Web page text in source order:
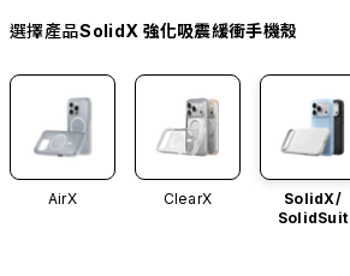
選擇產品SolidX 強化吸震緩衝手機殼
AirX ClearX
SolidX/
SolidSuit